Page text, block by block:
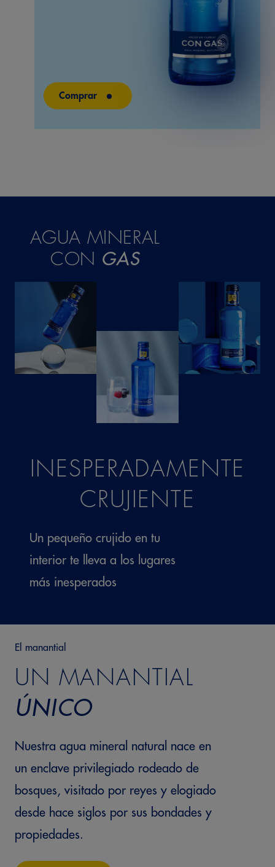
Comprar
AGUA MINERAL
CON GAS
INESPERADAMENTE
CRUJIENTE
Un pequeño crujido en tu
interior te lleva a los lugares
más inesperados
El manantial
UN MANANTIAL
ÚNICO
Nuestra agua mineral natural nace en
un enclave privilegiado rodeado de
bosques, visitado por reyes y elogiado
desde hace siglos por sus bondades y
propiedades.